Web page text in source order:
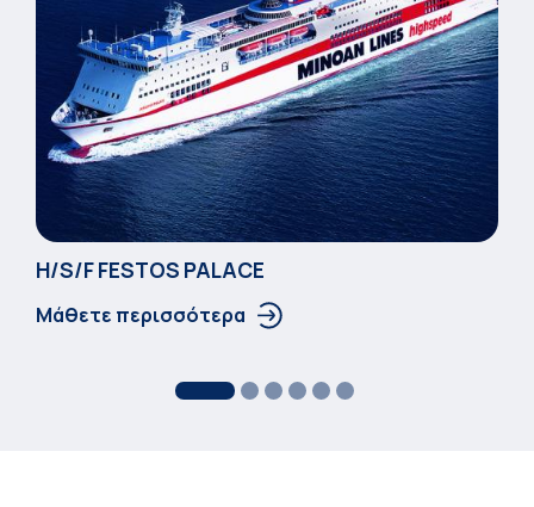
Η/S/F FESTOS PALACΕ
Μάθετε περισσότερα